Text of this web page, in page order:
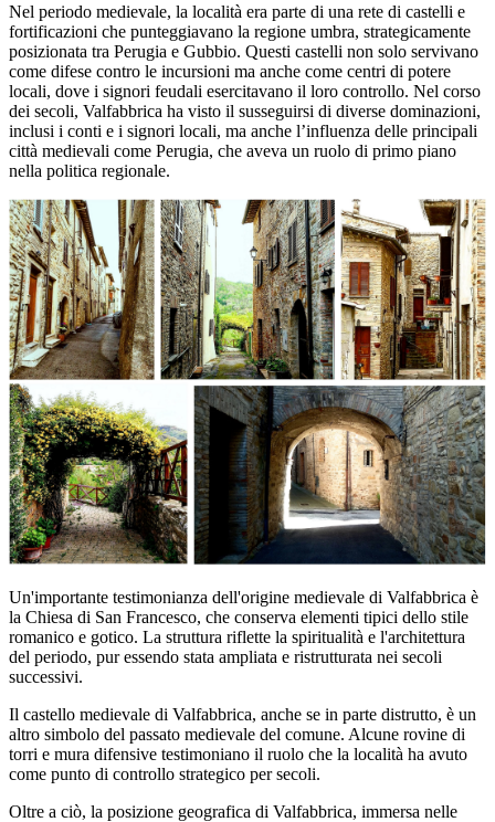
Nel periodo medievale, la località era parte di una rete di castelli e
fortificazioni che punteggiavano la regione umbra, strategicamente
posizionata tra Perugia e Gubbio. Questi castelli non solo servivano
come difese contro le incursioni ma anche come centri di potere
locali, dove i signori feudali esercitavano il loro controllo. Nel corso
dei secoli, Valfabbrica ha visto il susseguirsi di diverse dominazioni,
inclusi i conti e i signori locali, ma anche l’influenza delle principali
città medievali come Perugia, che aveva un ruolo di primo piano
nella politica regionale.
Un'importante testimonianza dell'origine medievale di Valfabbrica è
la Chiesa di San Francesco, che conserva elementi tipici dello stile
romanico e gotico. La struttura riflette la spiritualità e l'architettura
del periodo, pur essendo stata ampliata e ristrutturata nei secoli
successivi.
Il castello medievale di Valfabbrica, anche se in parte distrutto, è un
altro simbolo del passato medievale del comune. Alcune rovine di
torri e mura difensive testimoniano il ruolo che la località ha avuto
come punto di controllo strategico per secoli.
Oltre a ciò, la posizione geografica di Valfabbrica, immersa nelle